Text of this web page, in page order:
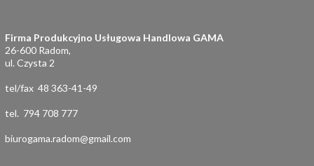
Firma Produkcyjno Usługowa Handlowa GAMA
26-600 Radom,
ul. Czysta 2
tel/fax 48 363-41-49
tel. 794 708 777
biurogama.radom@gmail.com